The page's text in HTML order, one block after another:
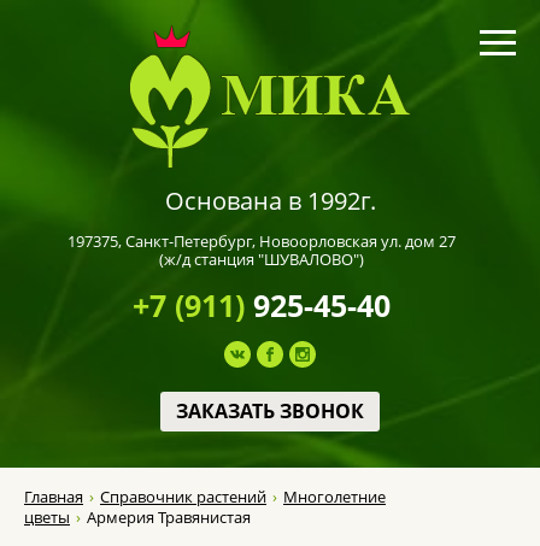
Основана в 1992г.
197375,Санкт-Петербург, Новоорловская ул. дом 27
(ж/д станция "ШУВАЛОВО")
+7 (911)925-45-40
ЗАКАЗАТЬ ЗВОНОК
Главная Справочник растений
Многолетние
цветы
Армерия Травянистая